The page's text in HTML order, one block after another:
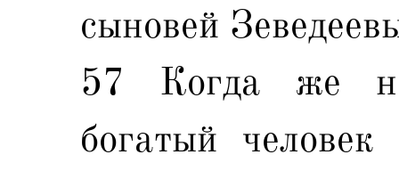
сыновей
57 Когда же
богатый